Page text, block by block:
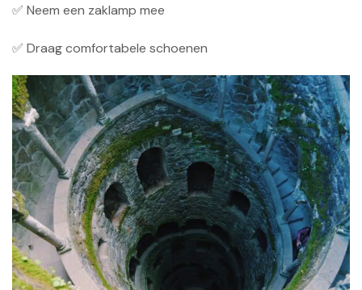
✅ Neem een ​​zaklamp mee
✅ Draag comfortabele schoenen